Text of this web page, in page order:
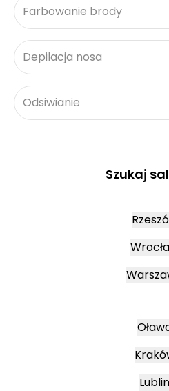
Farbowanie brody
Depilacja nosa
Odsiwianie
Szukaj
Lublin